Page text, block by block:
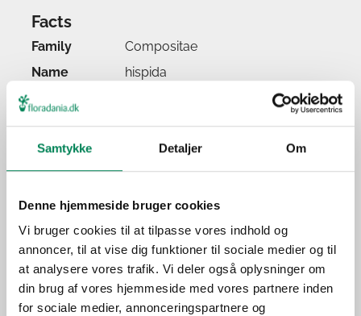
Samtykke Detaljer Om
Denne hjemmeside bruger cookies
Vi bruger cookies til at tilpasse vores indhold og
annoncer, til at vise dig funktioner til sociale medier og til
at analysere vores trafik. Vi deler også oplysninger om
din brug af vores hjemmeside med vores partnere inden
for sociale medier, annonceringspartnere og
Facts
Family
Compositae
Name
hispida
Watering
Feeding
Location
Light
Origin
Application
Season(s)
Function